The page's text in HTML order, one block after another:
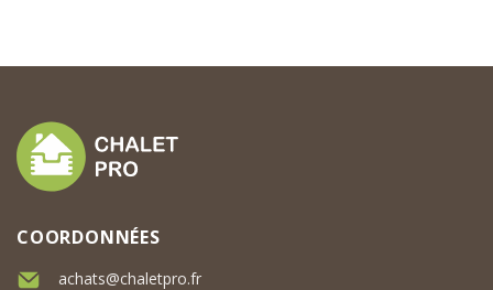
COORDONNÉES
achats@chaletpro.fr